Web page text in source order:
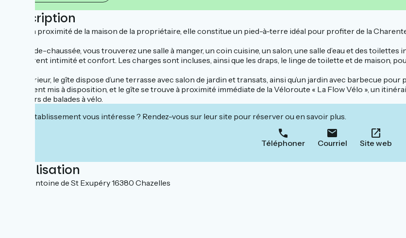
Description
Située à proximité de la maison de la propriétaire, elle constitue un pied-à-terre idéal pour profiter de la
Au rez-de-chaussée, vous trouverez une salle à manger, un coin cuisine, un salon, une salle d’eau et des
WC offrent intimité et confort. Les charges sont incluses, ainsi que les draps, le linge de toilette et de maison,
À l’extérieur, le gîte dispose d’une terrasse avec salon de jardin et transats, ainsi qu’un jardin avec barbecue
également mis à disposition, et le gîte se trouve à proximité immédiate de la Véloroute « La Flow Vélo », un
amateurs de balades à vélo.
Cet établissement vous intéresse ? Rendez-vous sur leur site pour réserver ou en savoir plus.
Téléphoner Courriel Site web
Localisation
51 rue Antoine de St Exupéry 16380 Chazelles